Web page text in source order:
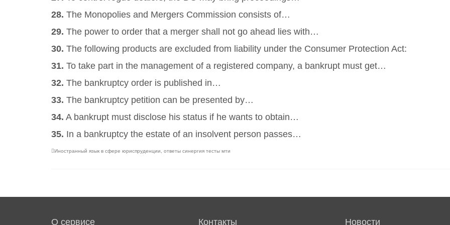
28. The Monopolies and Mergers Commission consists of…
29. The power to order that a merger shall not go ahead lies with…
30. The following products are excluded from liability under the Consumer Protection Act:
31. To take part in the management of a registered company, a bankrupt must get…
32. The bankruptcy order is published in…
33. The bankruptcy petition can be presented by…
34. A bankrupt must disclose his status if he wants to obtain…
35. In a bankruptcy the estate of an insolvent person passes…
Иностранный язык в сфере юриспруденции ответы синергия тесты мти
О сервисе Контакты Новости